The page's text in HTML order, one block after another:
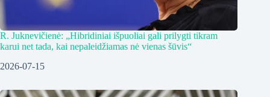
R. Juknevičienė: „Hibridiniai išpuoliai gali prilygti tikram
karui net tada, kai nepaleidžiamas nė vienas šūvis“
2026-07-15